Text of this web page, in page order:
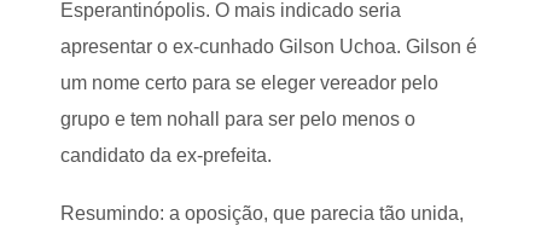
Esperantinópolis. O mais indicado seria
apresentar o ex-cunhado Gilson Uchoa. Gilson é
um nome certo para se eleger vereador pelo
grupo e tem nohall para ser pelo menos o
candidato da ex-prefeita.
Resumindo: a oposição, que parecia tão unida,